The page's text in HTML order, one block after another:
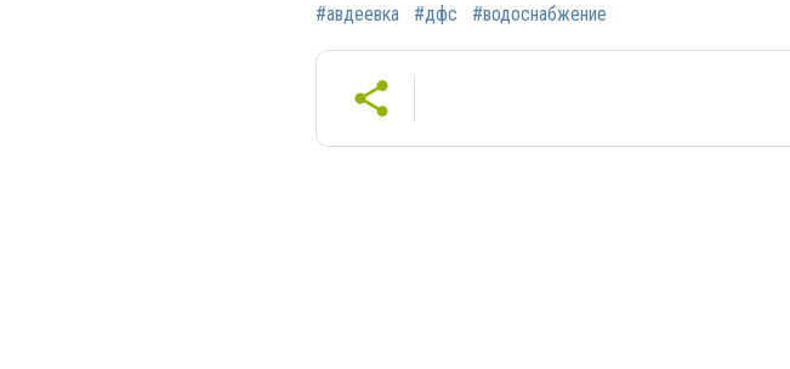
#авдеевка #дфс #водоснабжение